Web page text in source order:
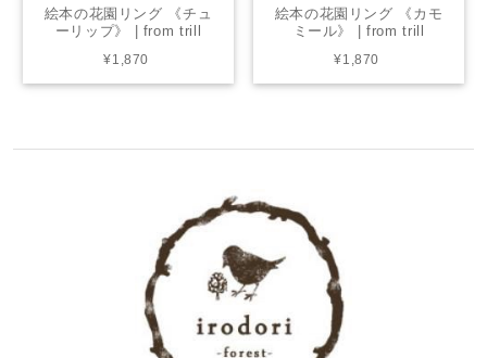
絵本の花園リング 《チュ
ーリップ》 | from trill
¥1,870
絵本の花園リング 《カモ
ミール》 | from trill
¥1,870